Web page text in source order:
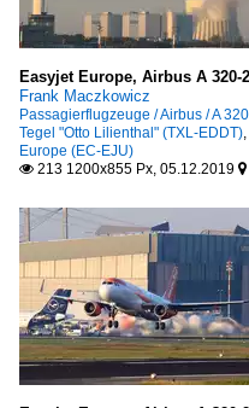
Easyjet Europe, Airbus A 320-
Frank Maczkowicz
Passagierflugzeuge / Airbus / A
Tegel "Otto Lilienthal" (TXL-EDDT),
Europe (EC-EJU)
 213 1200x855 Px, 05.12.2019 